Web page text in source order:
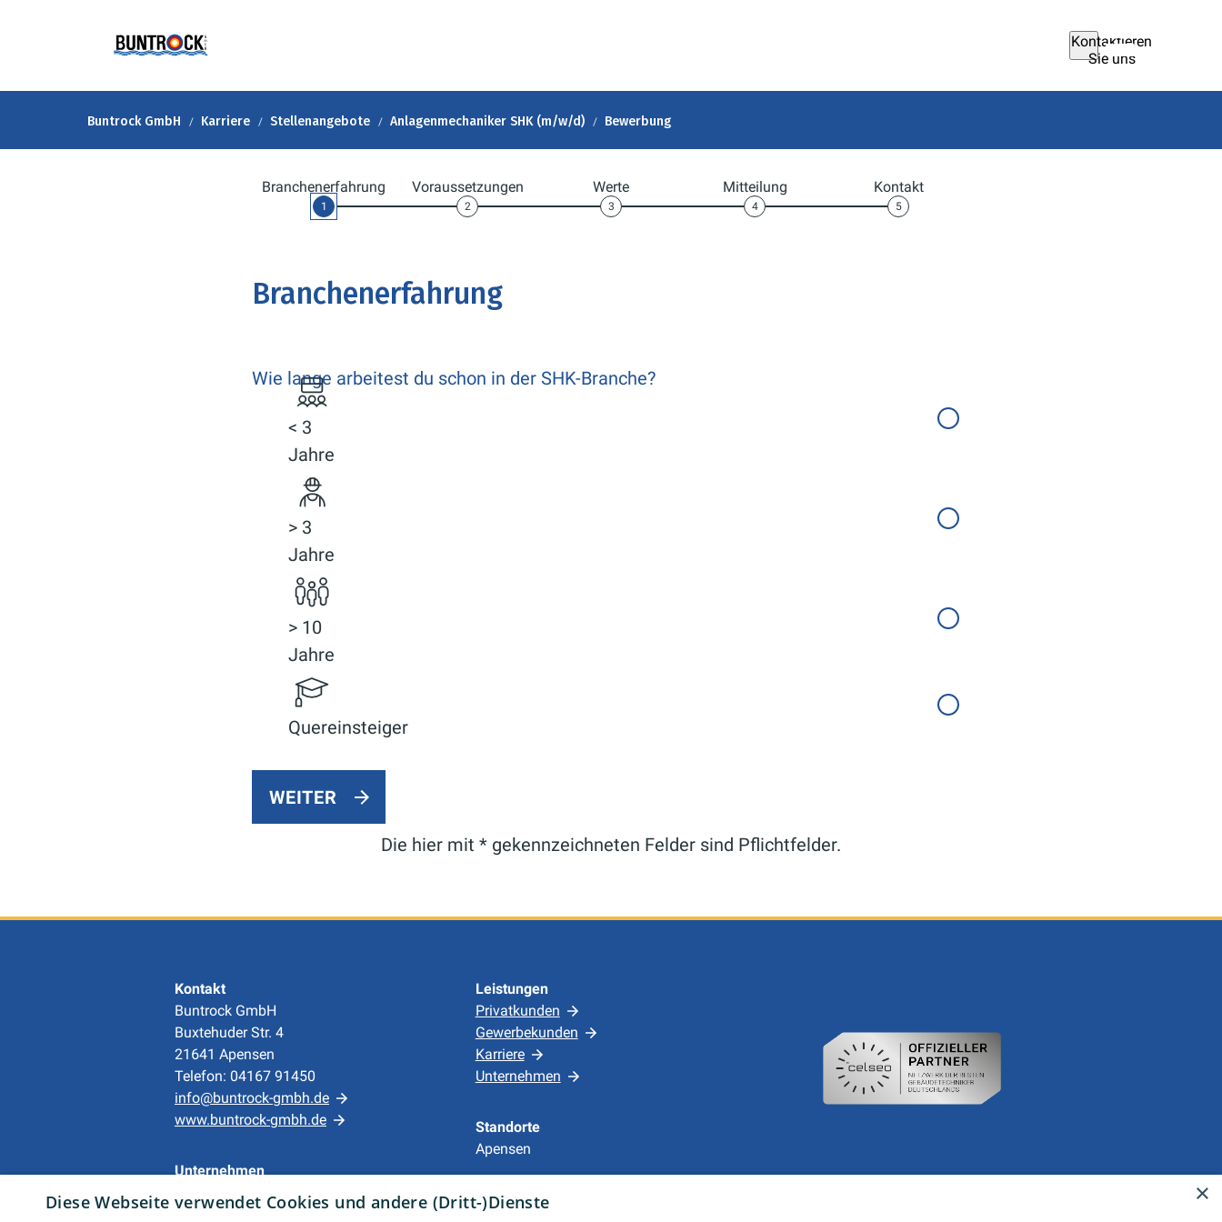
Kontaktieren
Sie uns
Buntrock GmbH Karriere Stellenangebote Anlagenmechaniker SHK (m/w/d) Bewerbung
Branchenerfahrung
1
Voraussetzungen
2
Werte
3
Mitteilung
4
Kontakt
5
Branchenerfahrung
Wie lange arbeitest du schon in der SHK-Branche?
< 3
Jahre
> 3
Jahre
> 10
Jahre
Quereinsteiger
WEITER
Die hier mit * gekennzeichneten Felder sind Pflichtfelder.
Kontakt
Buntrock GmbH
Buxtehuder Str. 4
21641 Apensen
Telefon: 04167 91450
info@buntrock-gmbh.de
www.buntrock-gmbh.de
Unternehmen
Datenschutz
Leistungen
Privatkunden
Gewerbekunden
Karriere
Unternehmen
Standorte
Apensen
×
Diese Webseite verwendet Cookies und andere (Dritt-)Dienste